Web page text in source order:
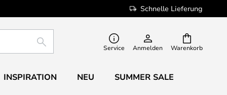
Schnelle Lieferung
Warenkorb
SUCHE Service Anmelden
INSPIRATION NEU SUMMER SALE